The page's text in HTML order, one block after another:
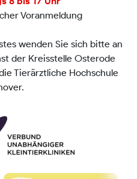
Voranmeldung
wenden Sie sich bitte an
der Kreisstelle Osterode
Tierärztliche Hochschule